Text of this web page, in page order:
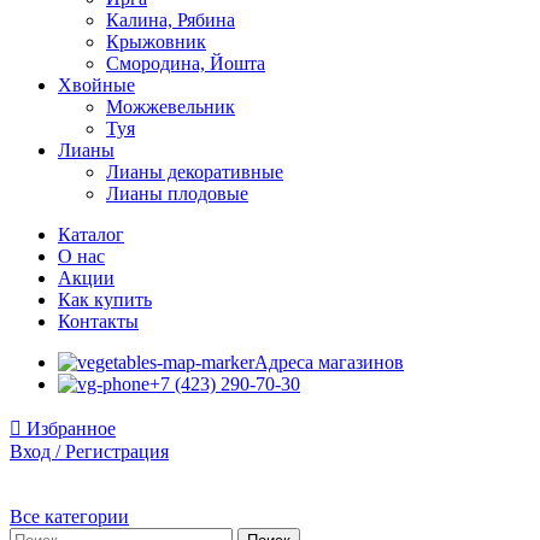
Калина, Рябина
Крыжовник
Смородина, Йошта
Хвойные
Можжевельник
Туя
Лианы
Лианы декоративные
Лианы плодовые
Каталог
О нас
Акции
Как купить
Контакты
Адреса магазинов
+7 (423) 290-70-30
Избранное
Вход / Регистрация
Все категории